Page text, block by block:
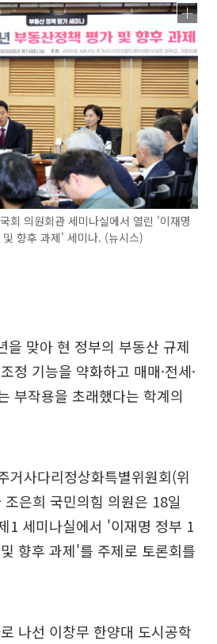
회 의원회관 세미나실에서 열린 '이재명
향후 과제' 세미나. (뉴시스)
을 맞아 현 정부의 부동산 규제
정 기능을 약화하고 매매·전세·
부작용을 초래했다는 학계의
거사다리정상화특별위원회(위
은희 국민의힘 의원은 18일
1 세미나실에서 '이재명 정부 1
향후 과제'를 주제로 토론회를
나선 이창무 한양대 도시공학